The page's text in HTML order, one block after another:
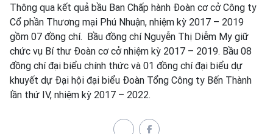
Thông qua kết quả bầu Ban Chấp hành Đoàn cơ cở Công ty
Cổ phần Thương mại Phú Nhuận, nhiệm kỳ 2017 – 2019
gồm 07 đồng chí. Bầu đồng chí Nguyễn Thị Diễm My giữ
chức vụ Bí thư Đoàn cơ cở nhiệm kỳ 2017 – 2019. Bầu 08
đồng chí đại biểu chính thức và 01 đồng chí đại biểu dự
khuyết dự Đại hội đại biểu Đoàn Tổng Công ty Bến Thành
lần thứ IV, nhiệm kỳ 2017 – 2022.